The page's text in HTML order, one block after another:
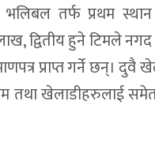
भलिबल तर्फ प्रथम
द्वितीय हुने टिमले
प्राप्त गर्ने छन्। दुवै
तथा खेलाडीहरुलाई